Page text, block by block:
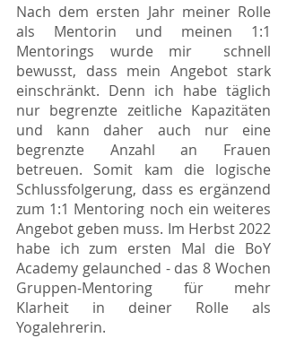
Nach dem ersten Jahr meiner Rolle
als Mentorin und meinen 1:1
Mentorings wurde mir  schnell
bewusst, dass mein Angebot stark
einschränkt. Denn ich habe täglich
nur begrenzte zeitliche Kapazitäten
und kann daher auch nur eine
begrenzte Anzahl an Frauen
betreuen. Somit kam die logische
Schlussfolgerung, dass es ergänzend
zum 1:1 Mentoring noch ein weiteres
Angebot geben muss. Im Herbst 2022
habe ich zum ersten Mal die BoY
Academy gelaunched - das 8 Wochen
Gruppen-Mentoring für mehr
Klarheit in deiner Rolle als
Yogalehrerin.